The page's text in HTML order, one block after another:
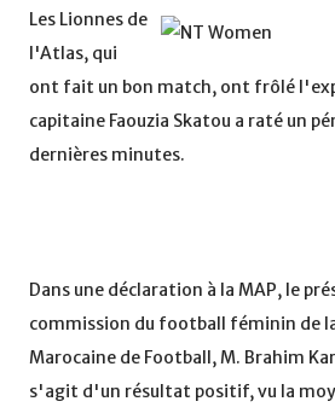
Les Lionnes de
l'Atlas, qui
ont fait un bon match, ont frôlé
capitaine Faouzia Skatou a raté un
dernières minutes.
Dans une déclaration à la MAP, le
commission du football féminin de
Marocaine de Football, M. Brahim
s'agit d'un résultat positif, vu la